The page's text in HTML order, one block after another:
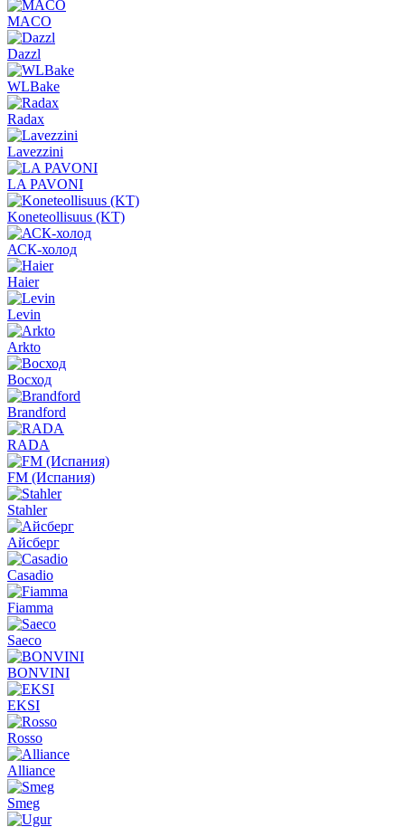
MACO
Dazzl
WLBake
Radax
Lavezzini
LA PAVONI
Koneteollisuus (KT)
АСК-холод
Haier
Levin
Arkto
Восход
Brandford
RADA
FM (Испания)
Stahler
Айсберг
Casadio
Fiamma
Saeco
BONVINI
EKSI
Rosso
Alliance
Smeg